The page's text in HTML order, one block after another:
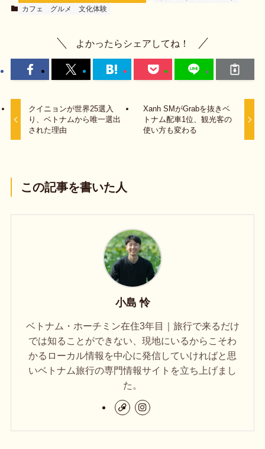
カフェ
グルメ 文化体験
よかったらシェアしてね！
クイニョンが世界25選入
り、ベトナムから唯一選出
された理由
Xanh SMがGrabを抜きベ
トナム配車1位、観光客の
使い方も変わる
この記事を書いた人
小島 怜
ベトナム・ホーチミン在住3年目｜旅行で来るだけ
では知ることができない、現地にいるからこそわ
かるローカル情報を中心に発信していければと思
いベトナム旅行の専門情報サイトを立ち上げまし
た。